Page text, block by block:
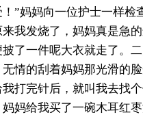
”妈妈向一位护士一样检
我发烧了，妈妈真是急
了一件呢大衣就走了。
情的刮着妈妈那光滑的
我打完针后，就叫我去找
妈给我买了一碗木耳红